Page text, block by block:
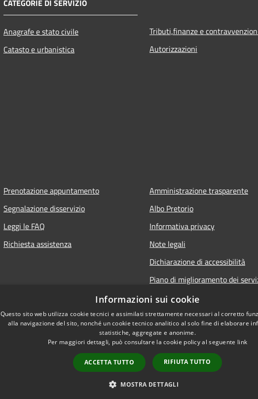
CATEGORIE DI SERVIZIO
Anagrafe e stato civile
Catasto e urbanistica
Tributi,finanze e
Autorizzazioni
Prenotazione appuntamento
Segnalazione disservizio
Leggi le FAQ
Richiesta assistenza
Amministrazione trasparente
Albo Pretorio
Informativa privacy
Note legali
Dichiarazione di accessibilità
Piano di miglioramento dei
Copyright © 2026 •
Informazioni sui cookie
Questo sito web utilizza cookie tecnici e assimilati strettamente necessari al corretto
alla navigazione del sito, nonché un cookie tecnico analitico al solo fine di elaborare
statistiche, aggregate e anonime.
Per maggiori dettagli, può consultare la cookie policy al seguente link
ACCETTA TUTTO RIFIUTA TUTTO
MOSTRA DETTAGLI